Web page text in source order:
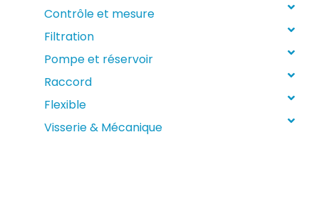
Contrôle et mesure
Filtration
Pompe et réservoir
Raccord
Flexible
Visserie & Mécanique